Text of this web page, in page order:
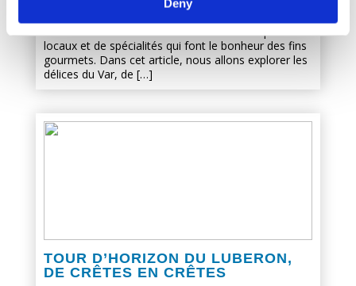
Deny
locaux et de spécialités qui font le bonheur des fins
gourmets. Dans cet article, nous allons explorer les
délices du Var, de […]
TOUR D’HORIZON DU LUBERON,
DE CRÊTES EN CRÊTES